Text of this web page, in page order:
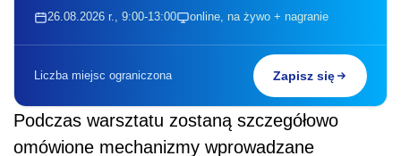
26.08.2026 r., 9:00-13:00 online, na żywo + nagranie
Liczba miejsc ograniczona Zapisz się
Podczas warsztatu zostaną szczegółowo
omówione mechanizmy wprowadzane